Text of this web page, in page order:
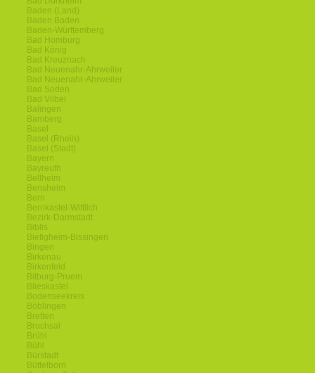
Baden (Land)
Baden Baden
Baden-Württemberg
Bad Homburg
Bad König
Bad Kreuznach
Bad Neuenahr-Ahrweiler
Bad Neuenahr-Ahrweiler
Bad Soden
Bad Vilbel
Balingen
Bamberg
Basel
Basel (Rhein)
Basel (Stadt)
Bayern
Bayreuth
Bellheim
Bensheim
Bern
Bernkastel-Wittlich
Bezirk-Darmstadt
Biblis
Bietigheim-Bissingen
Bingen
Birkenau
Birkenfeld
Bitburg-Pruem
Blieskastel
Bodenseekreis
Böblingen
Bretten
Bruchsal
Brühl
Bühl
Bürstadt
Büttelborn